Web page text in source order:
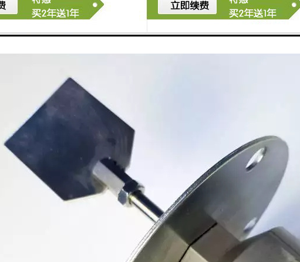
料位开关可满足不同工况的要求，在冶金、粮食、面粉，建材，水泥、电力、
送与控制过程中有着的应用。